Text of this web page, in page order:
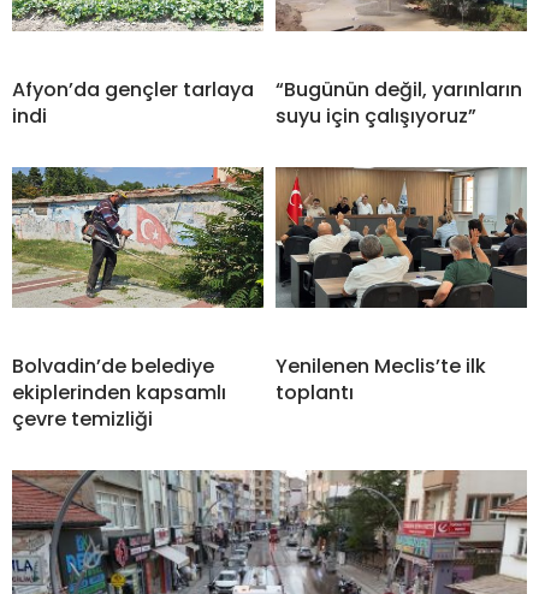
Afyon’da gençler tarlaya
indi
“Bugünün değil, yarınların
suyu için çalışıyoruz”
Bolvadin’de belediye
ekiplerinden kapsamlı
çevre temizliği
Yenilenen Meclis’te ilk
toplantı